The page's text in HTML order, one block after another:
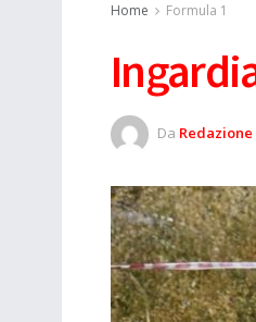
Home Formula 1
Da